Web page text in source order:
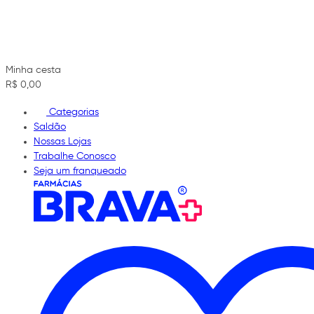
Minha cesta
R$ 0,00
Categorias
Saldão
Nossas Lojas
Trabalhe Conosco
Seja um franqueado